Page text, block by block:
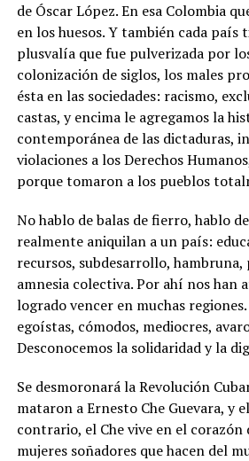
de Óscar López. En esa Colombia
en los huesos. Y también cada país
plusvalía que fue pulverizada por
colonización de siglos, los males
ésta en las sociedades: racismo,
castas, y encima le agregamos la
contemporánea de las dictaduras,
violaciones a los Derechos
porque tomaron a los pueblos
No hablo de balas de fierro, hablo
realmente aniquilan a un país:
recursos, subdesarrollo, hambruna,
amnesia colectiva. Por ahí nos han
logrado vencer en muchas
egoístas, cómodos, mediocres,
Desconocemos la solidaridad y la
Se desmoronará la Revolución
mataron a Ernesto Che Guevara, y
contrario, el Che vive en el corazón
mujeres soñadores que hacen del